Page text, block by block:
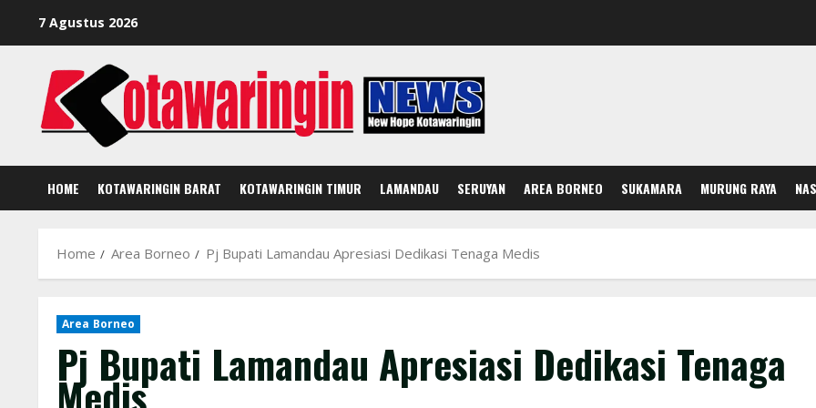
7 Agustus 2026
HOME KOTAWARINGIN BARAT KOTAWARINGIN TIMUR LAMANDAU SERUYAN AREA BORNEO SUKAMARA MURUNG RAYA
Home Area Borneo Pj Bupati Lamandau Apresiasi Dedikasi Tenaga Medis
Area Borneo
Pj Bupati Lamandau Apresiasi Dedikasi Tenaga
Medis